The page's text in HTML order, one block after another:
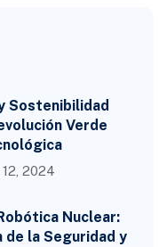
Sostenibilidad
Verde
2024
Nuclear:
de la Seguridad y